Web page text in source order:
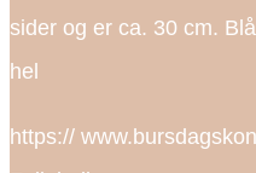
sider og er ca. 30 cm.
hel
https://